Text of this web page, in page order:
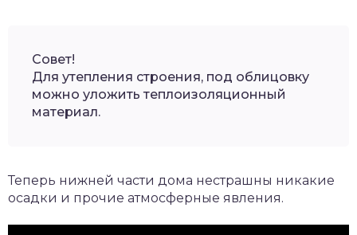
Совет!
Для утепления строения, под облицовку
можно уложить теплоизоляционный
материал.
Теперь нижней части дома нестрашны никакие
осадки и прочие атмосферные явления.